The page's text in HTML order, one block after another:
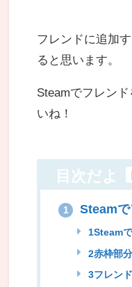
フレンドに追加
ると思います。
Steamでフレン
いね！
目次だよ
1 Steamで
1Steam
2赤枠部
3フレン